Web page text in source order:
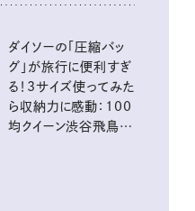
ダイソーの「圧縮バッ
グ」が旅行に便利すぎ
る！3サイズ使ってみた
ら収納力に感動：100
均クイーン渋谷飛鳥の